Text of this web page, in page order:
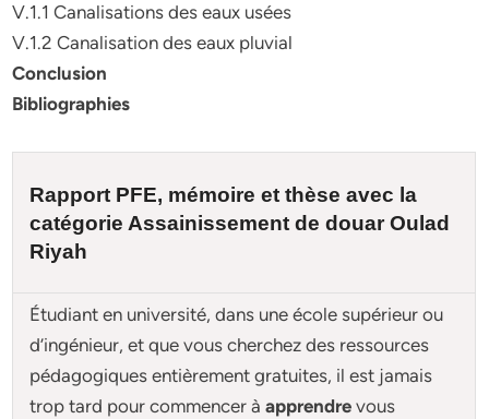
V.1.1 Canalisations des eaux usées
V.1.2 Canalisation des eaux pluvial
Conclusion
Bibliographies
Rapport PFE, mémoire etthèse avec la
catégorie Assainissement de douar Oulad
Riyah
Étudiant en université, dans une école supérieur ou
d’ingénieur, et que vous cherchez des ressources
pédagogiques entièrement gratuites, il est jamais
trop tard pour commencer àapprendre vous